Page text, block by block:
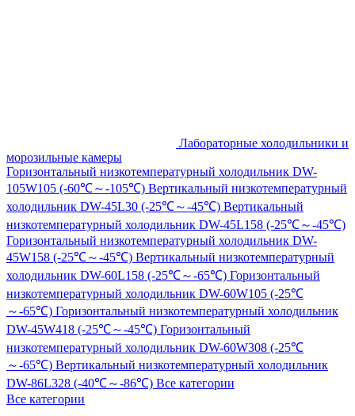
Лабораторные холодильники и
морозильные камеры
Горизонтальный низкотемпературный холодильник DW-
105W105 (-60℃～-105℃) Вертикальный низкотемпературный
холодильник DW-45L30 (-25℃～-45℃) Вертикальный
низкотемпературный холодильник DW-45L158 (-25℃～-45℃)
Горизонтальный низкотемпературный холодильник DW-
45W158 (-25℃～-45℃) Вертикальный низкотемпературный
холодильник DW-60L158 (-25℃～-65℃) Горизонтальный
низкотемпературный холодильник DW-60W105 (-25℃
～-65℃) Горизонтальный низкотемпературный холодильник
DW-45W418 (-25℃～-45℃) Горизонтальный
низкотемпературный холодильник DW-60W308 (-25℃
～-65℃) Вертикальный низкотемпературный холодильник
DW-86L328 (-40℃～-86℃) Все категории
Все категории